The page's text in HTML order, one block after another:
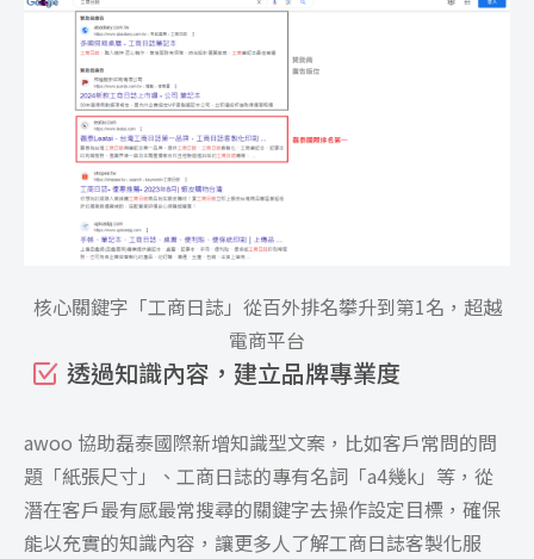
核心關鍵字「工商日誌」從百外排名攀升到第1名，超越
電商平台
透過知識內容，建立品牌專業度
awoo 協助磊泰國際新增知識型文案，比如客戶常問的問
題「紙張尺寸」、工商日誌的專有名詞「a4幾k」等，從
潛在客戶最有感最常搜尋的關鍵字去操作設定目標，確保
能以充實的知識內容，讓更多人了解工商日誌客製化服